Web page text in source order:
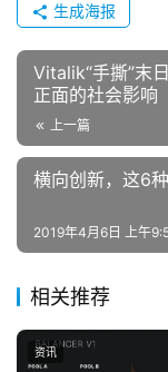
生成海报
Vitalik“手撕”末
正面的社会影响
上一篇
横向创新，这6
2019年4月6日 上午
相关推荐
资讯